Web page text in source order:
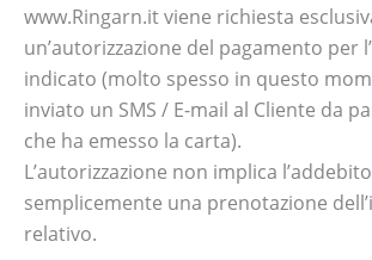
www.Ringarn.it viene richiesta
un’autorizzazione del pagamento per
indicato (molto spesso in questo
inviato un SMS / E-mail al Cliente da
che ha emesso la carta).
L’autorizzazione non implica
semplicemente una prenotazione
relativo.